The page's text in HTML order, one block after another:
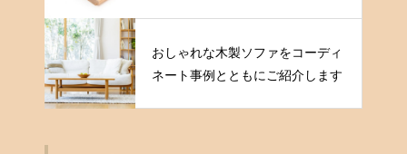
おしゃれな木製ソファをコーディ
ネート事例とともにご紹介します